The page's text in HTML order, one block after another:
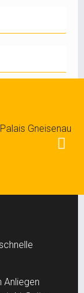
Anliegen